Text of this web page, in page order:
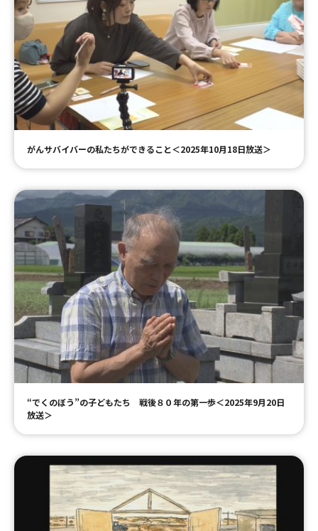
がんサバイバーの私たちができること＜2025年10月18日放送＞
“でくのぼう”の子どもたち 戦後８０年の第一歩＜2025年9月20日
放送＞